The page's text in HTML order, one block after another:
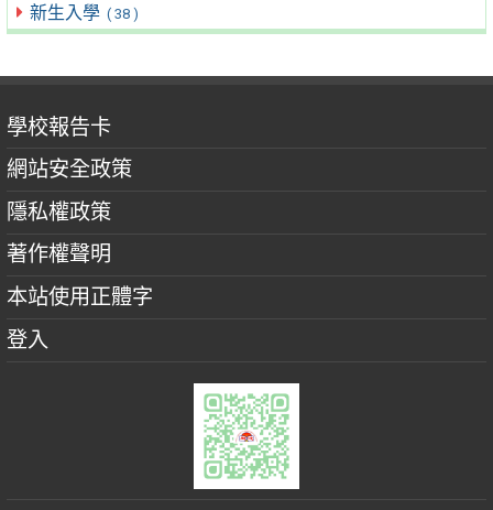
新生入學 ( 38 )
學校報告卡
網站安全政策
隱私權政策
著作權聲明
本站使用正體字
登入